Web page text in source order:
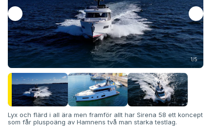
1/5
Lyx och flärd i all ära men framför allt har Sirena 58 ett koncept
som får pluspoäng av Hamnens två man starka testlag.